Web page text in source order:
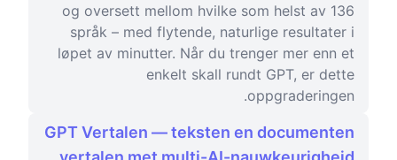
og oversett mellom hvilke som helst av 136
språk – med flytende, naturlige resultater i
løpet av minutter. Når du trenger mer enn et
enkelt skall rundt GPT, er dette
oppgraderingen.
GPT Vertalen — teksten en documenten